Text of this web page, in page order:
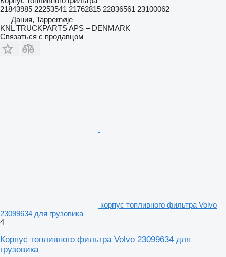
21843985 22253541 21762815 22836561 23100062
Дания, Tappernøje
KNL TRUCKPARTS APS – DENMARK
Связаться с продавцом
корпус топливного фильтра Volvo
23099634 для грузовика
4
Корпус топливного фильтра Volvo 23099634 для
грузовика